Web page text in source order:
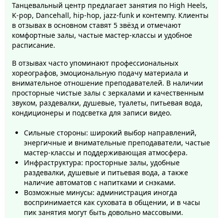
Танцевальный центр предлагает занятия по High Heels,
K-pop, Dancehall, hip-hop, jazz-funk и контемпу. Клиенты
в отзывах в основном ставят 5 звёзд и отмечают
комфортные залы, частые мастер-классы и удобное
расписание.
В отзывах часто упоминают профессиональных
хореографов, эмоциональную подачу материала и
внимательное отношение преподавателей. В наличии
просторные чистые залы с зеркалами и качественным
звуком, раздевалки, душевые, туалеты, питьевая вода,
кондиционеры и подсветка для записи видео.
Сильные стороны: широкий выбор направлений,
энергичные и внимательные преподаватели, частые
мастер-классы и поддерживающая атмосфера.
Инфраструктура: просторные залы, удобные
раздевалки, душевые и питьевая вода, а также
наличие автоматов с напитками и снэками.
Возможные минусы: администрация иногда
воспринимается как суховата в общении, и в часы
пик занятия могут быть довольно массовыми.